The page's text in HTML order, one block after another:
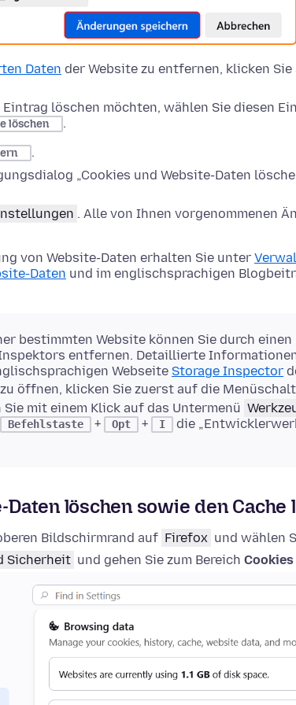
Daten der Website zu entfernen, klicken Sie
löschen möchten, wählen Sie diesen
löschen
.
.
„Cookies und Website-Daten
. Alle von Ihnen vorgenommenen
von Website-Daten erhalten Sie unter
Daten und im englischsprachigen
bestimmten Website können Sie durch
entfernen. Detaillierte
Webseite Storage Inspector
öffnen, klicken Sie zuerst auf die
Sie mit einem Klick auf das Untermenü
Befehlstaste + Opt + I
die
löschen sowie den Cache
Bildschirmrand auf Firefox und wählen
Sicherheit und gehen Sie zum Bereich